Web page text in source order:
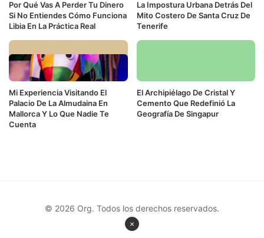
Por Qué Vas A Perder Tu Dinero
Si No Entiendes Cómo Funciona
Libia En La Práctica Real
La Impostura Urbana Detrás Del
Mito Costero De Santa Cruz De
Tenerife
Mi Experiencia Visitando El
Palacio De La Almudaina En
Mallorca Y Lo Que Nadie Te
Cuenta
El Archipiélago De Cristal Y
Cemento Que Redefinió La
Geografía De Singapur
×
© 2026 Org. Todos los derechos reservados.